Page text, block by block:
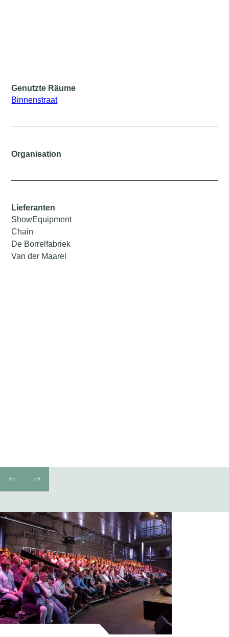
Genutzte Räume
Binnenstraat
Organisation
Lieferanten
ShowEquipment
Chain
De Borrelfabriek
Van der Maarel